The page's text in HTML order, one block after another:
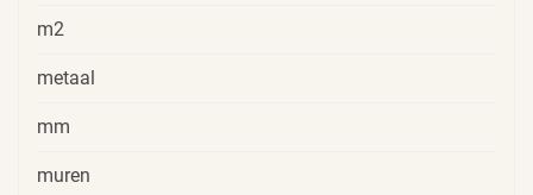
m2
metaal
mm
muren